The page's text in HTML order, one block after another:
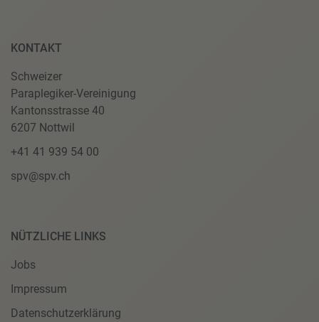
KONTAKT
Schweizer
Paraplegiker-Vereinigung
Kantonsstrasse 40
6207 Nottwil
+41 41 939 54 00
spv@spv.ch
NÜTZLICHE LINKS
Jobs
Impressum
Datenschutzerklärung